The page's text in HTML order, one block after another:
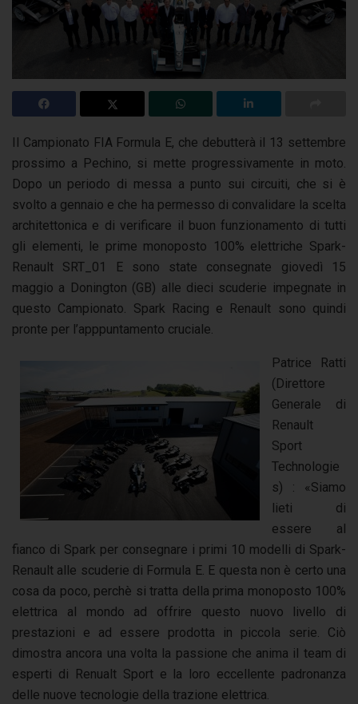
Il Campionato FIA Formula E, che debutterà il 13 settembre
prossimo a Pechino, si mette progressivamente in moto.
Dopo un periodo di messa a punto sui circuiti, che si è
svolto a gennaio e che ha permesso di convalidare la scelta
architettonica e di verificare il buon funzionamento di tutti
gli elementi, le prime monoposto 100% elettriche Spark-
Renault SRT_01 E sono state consegnate giovedì 15
maggio a Donington (GB) alle dieci scuderie impegnate in
questo Campionato. Spark Racing e Renault sono quindi
pronte per l’apppuntamento cruciale.
Patrice Ratti
(Direttore
Generale di
Renault
Sport
Technologie
s) : «Siamo
lieti di
essere al
fianco di Spark per consegnare i primi 10 modelli di Spark-
Renault alle scuderie di Formula E. E questa non è certo una
cosa da poco, perchè si tratta della prima monoposto 100%
elettrica al mondo ad offrire questo nuovo livello di
prestazioni e ad essere prodotta in piccola serie. Ciò
dimostra ancora una volta la passione che anima il team di
esperti di Renualt Sport e la loro eccellente padronanza
delle nuove tecnologie della trazione elettrica.